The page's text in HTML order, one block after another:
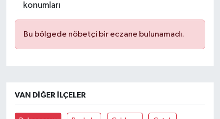
konumları
Bu bölgede nöbetçi bir eczane bulunamadı.
VAN DIĞER İLÇELER